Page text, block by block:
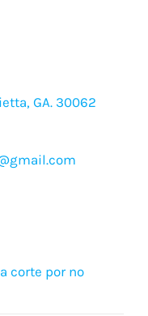
GA. 30062
corte por no